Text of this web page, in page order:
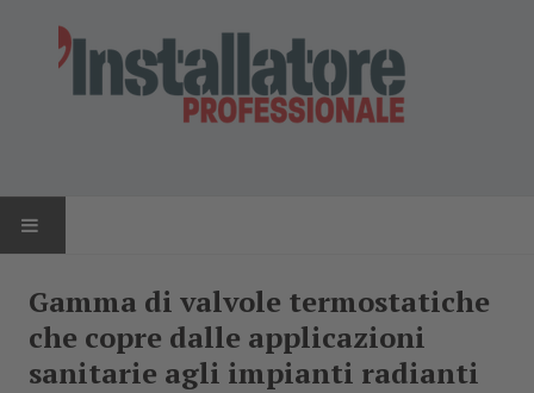
NEWS
Gamma di valvole termostatiche
che copre dalle applicazioni
sanitarie agli impianti radianti